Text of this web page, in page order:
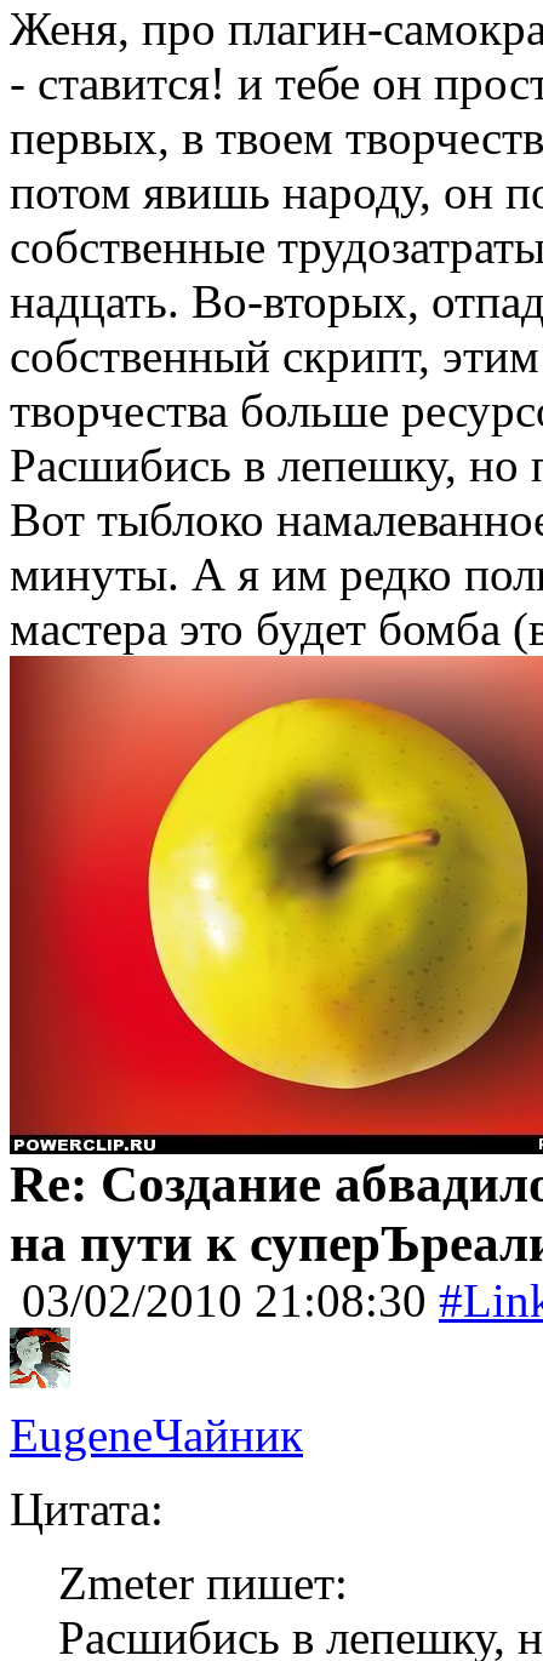
Женя, про плагин-
- ставится! и тебе он
первых, в твоем
потом явишь народу, он
собственные
надцать. Во-вторых,
собственный скрипт,
творчества больше
Расшибись в лепешку, но
Вот тыблоко
минуты. А я им редко
мастера это будет бомба
Re: Создание
на пути к
03/02/2010 21:08:30
EugeneЧайник
Цитата:
Zmeter пишет:
Расшибись в лепешку,